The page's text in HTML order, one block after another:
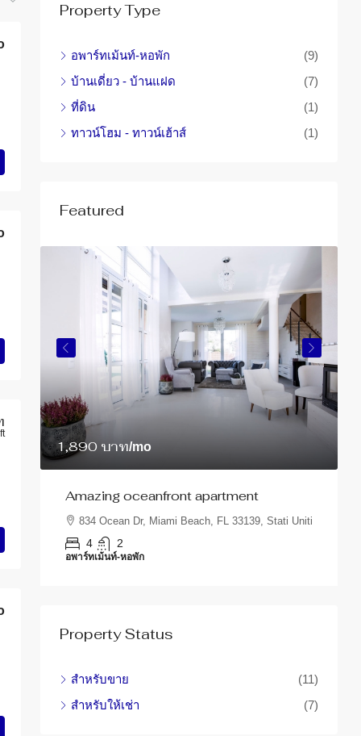
Property Type
อพาร์ทเม้นท์-หอพัก
(9)
บ้านเดี่ยว - บ้านแฝด
(7)
ที่ดิน
(1)
ทาวน์โฮม - ทาวน์เฮ้าส์
(1)
Featured
1,890 บาท/mo
Amazing oceanfront apartment
834 Ocean Dr, Miami Beach, FL 33139, Stati Uniti
4 2
อพาร์ทเม้นท์-หอพัก
Property Status
สำหรับขาย
(11)
สำหรับให้เช่า
(7)